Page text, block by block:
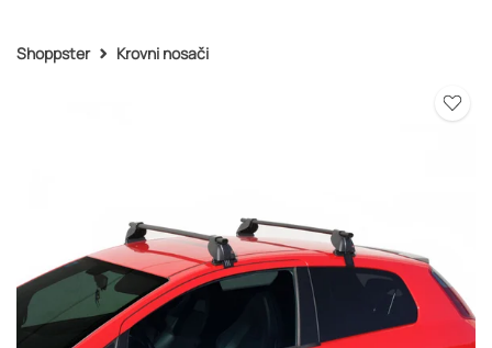
Shoppster Krovni nosači